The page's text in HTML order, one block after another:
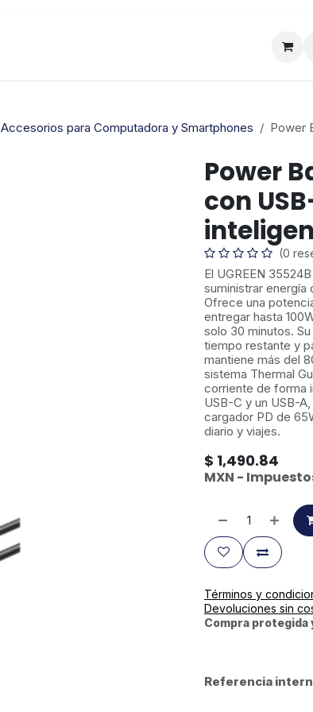
Accesorios para Computadora y Smartphones Power
Power
con
(0
El UGREEN
suministrar energía
Ofrece una
entregar hasta
solo 30 minutos.
tiempo restante y
mantiene más del
sistema Thermal
corriente de forma
USB-C y un USB-
cargador PD de
diario y viajes.
$ 1,490.84
MXN -
Términos y
Devoluciones sin
Compra protegida
Referencia